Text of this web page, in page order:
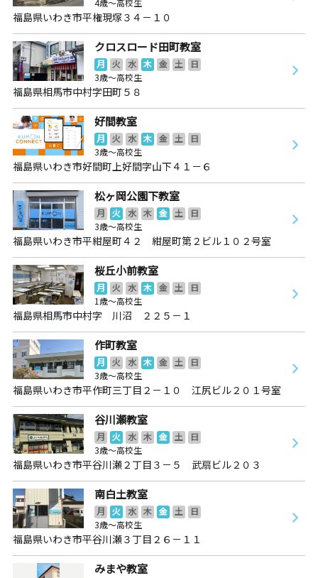
4歳～高校生
福島県いわき市平権現塚３４－１０
クロスロード田町教室
月 火 水 木 金 土
日
3歳～高校生
福島県相馬市中村字田町５８
好間教室
月 火 水 木 金 土
日
3歳～高校生
福島県いわき市好間町上好間字山下４１－６
松ヶ岡公園下教室
月 火 水 木 金 土
日
3歳～高校生
福島県いわき市平紺屋町４２ 紺屋町第２ビル１０２号室
桜丘小前教室
月 火 水 木 金 土
日
1歳～高校生
福島県相馬市中村字 川沼 ２２５－１
作町教室
月 火 水 木 金 土
日
3歳～高校生
福島県いわき市平作町三丁目２－１０ 江尻ビル２０１号室
谷川瀬教室
月 火 水 木 金 土
日
3歳～高校生
福島県いわき市平谷川瀬２丁目３－５ 武扇ビル２０３
南白土教室
月 火 水 木 金 土
日
3歳～高校生
福島県いわき市平谷川瀬３丁目２６－１１
みまや教室